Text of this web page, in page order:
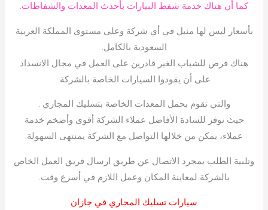
كما أن هناك خدمة شفط البيارات بأحدث المعدات والشفاطات.
بأسعار ليس لها مثيل في أي شركة وعلى مستوى المملكة العربية
السعودية بالكامل.
هناك فرص للشباب الغير قادرين على العمل في مجال الانسداد
على أن يقودوا السيارات الخاصة بالشركة.
والتي تقوم بحمل المعدات الخاصة بتسليك المجاري .
حيث نوفر للسادة الأفاضل عملاء الشركة أقوى وأضخم خدمة
عملاء، يمكن من خلالها التواصل مع الشركة يمنتهى السهولة.
وتلبية الطلب بمجرد الاتصال عن طريق ارسال فريق العمل الخاص
بالشركة لمعاينة المكان وعمل اللازم في أسرع وقت.
سيارات تسليك المجاري في جازان